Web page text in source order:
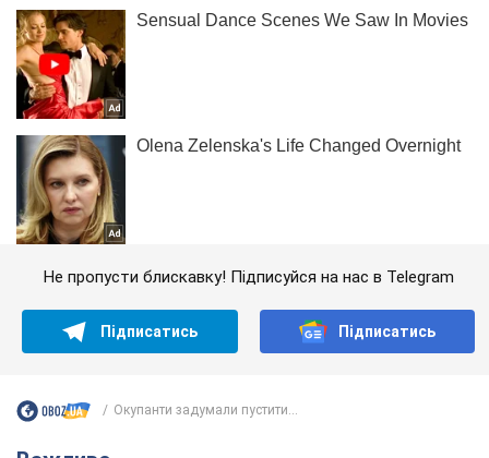
Не пропусти блискавку! Підписуйся на нас в Telegram
Підписатись Підписатись
Окупанти задумали пустити...